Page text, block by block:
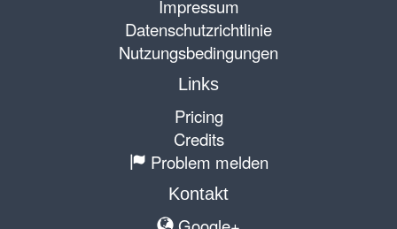
Impressum
Datenschutzrichtlinie
Nutzungsbedingungen
Links
Pricing
Credits
Problem melden
Kontakt